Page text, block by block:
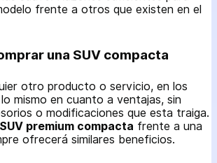
frente a otros que existen en el
una SUV compacta
otro producto o servicio, en los
mismo en cuanto a ventajas, sin
o modificaciones que esta traiga.
SUV premium compacta frente a una
ofrecerá similares beneficios.